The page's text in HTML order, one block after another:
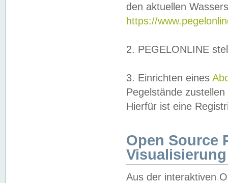
den aktuellen
https://
2. PEGELONLINE
3. Einrichten eines
Pegelstände
Hierfür ist eine
Open Source
Visualisierung
Aus der interaktiven